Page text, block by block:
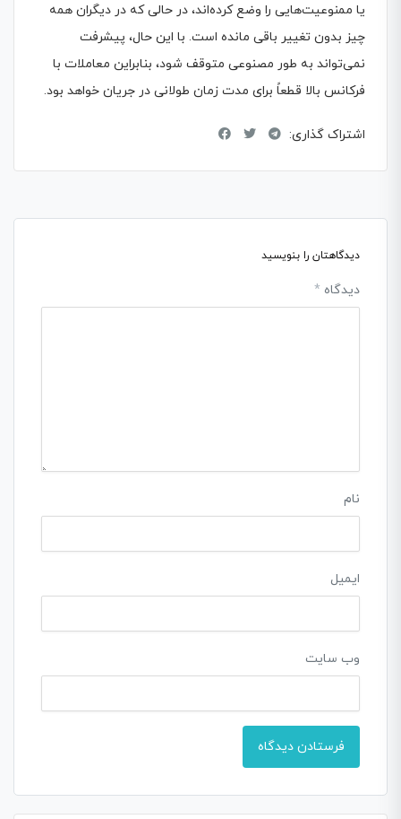
یا ممنوعیت‌هایی را وضع کرده‌اند، در حالی که در دیگران همه
چیز بدون تغییر باقی مانده است. با این حال، پیشرفت
نمی‌تواند به طور مصنوعی متوقف شود، بنابراین معاملات با
فرکانس بالا قطعاً برای مدت زمان طولانی در جریان خواهد بود.
اشتراک گذاری:
دیدگاهتان را بنویسید
دیدگاه *
نام
ایمیل
وب‌ سایت